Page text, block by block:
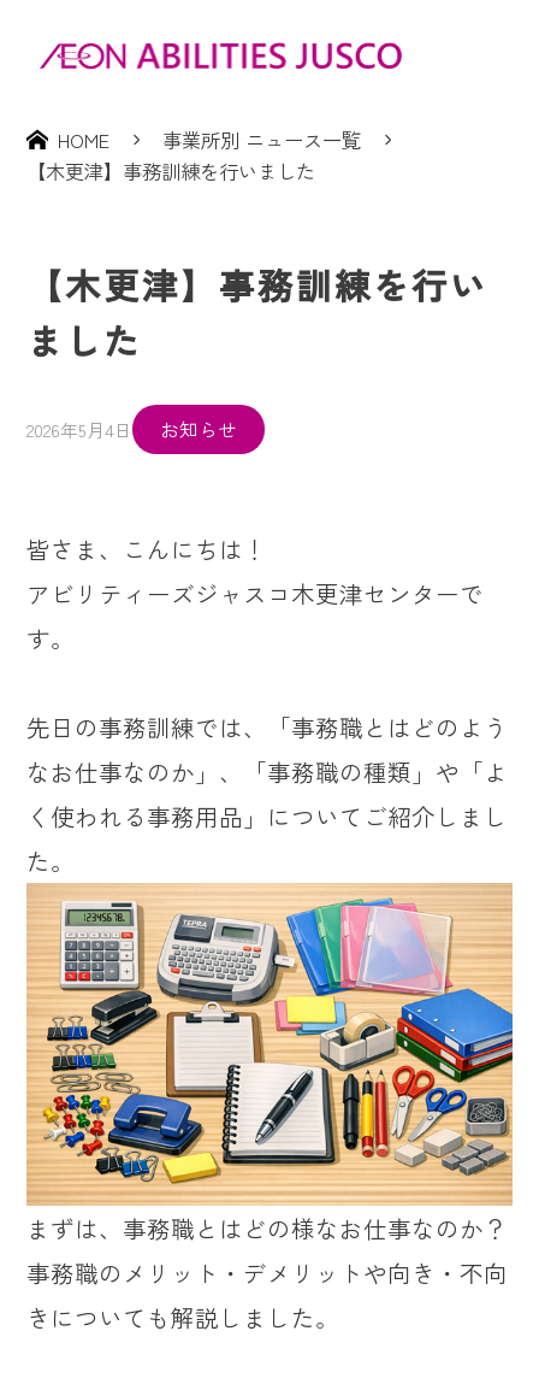
HOME
事業所別 ニュース一覧
【木更津】事務訓練を行いました
【木更津】事務訓練を行い
ました
2026年5月4日 お知らせ
皆さま、こんにちは！
アビリティーズジャスコ木更津センターで
す。
先日の事務訓練では、「事務職とはどのよう
なお仕事なのか」、「事務職の種類」や「よ
く使われる事務用品」についてご紹介しまし
た。
まずは、事務職とはどの様なお仕事なのか？
事務職のメリット・デメリットや向き・不向
きについても解説しました。